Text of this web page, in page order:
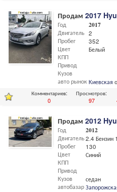
Продам 2017
Год
Двигатель
Пробег
Цвет
КПП
Привод
Кузов
авто рынок
2017
2
352
Белый
Киевская
Комментариев:
0
Просмотров:
97
Продам 2012
Год
Двигатель
Пробег
Цвет
КПП
Привод
Кузов
автобазар
2012
2.4 Бензин
130
Синий
седан